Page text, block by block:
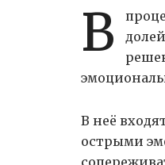
В
В неё
острыми